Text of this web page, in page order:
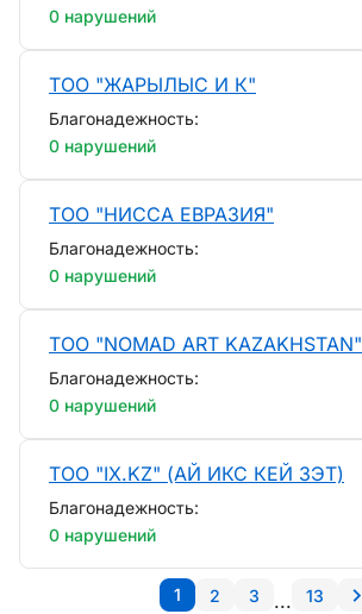
0 нарушений
ТОО "ЖАРЫЛЫС И К"
Благонадежность:
0 нарушений
ТОО "НИССА ЕВРАЗИЯ"
Благонадежность:
0 нарушений
ТОО "NOMAD ART KAZAKHSTAN"
Благонадежность:
0 нарушений
ТОО "IX.KZ" (АЙ ИКС КЕЙ ЗЭТ)
Благонадежность:
0 нарушений
1 2 3 ... 13